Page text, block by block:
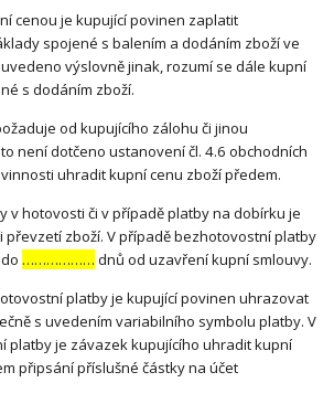
cenou je kupující povinen zaplatit
spojené s balením a dodáním zboží ve
výslovně jinak, rozumí se dále kupní
s dodáním zboží.
od kupujícího zálohu či jinou
není dotčeno ustanovení čl. 4.6 obchodních
uhradit kupní cenu zboží předem.
hotovosti či v případě platby na dobírku je
převzetí zboží. V případě bezhotovostní platby
……………… dnů od uzavření kupní smlouvy.
platby je kupující povinen uhrazovat
s uvedením variabilního symbolu platby. V
platby je závazek kupujícího uhradit kupní
připsání příslušné částky na účet